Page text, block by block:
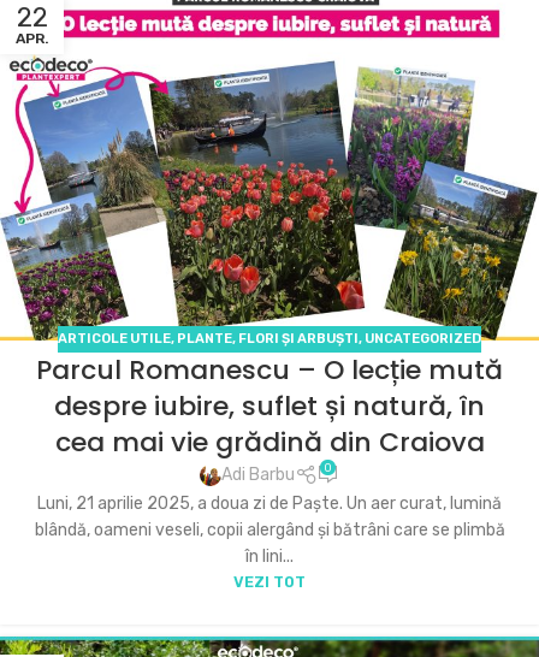
22
APR.
ARTICOLE UTILE, PLANTE, FLORI ȘI ARBUȘTI, UNCATEGORIZED
Parcul Romanescu – O lecție mută
despre iubire, suflet și natură, în
cea mai vie grădină din Craiova
Adi Barbu 0
Luni, 21 aprilie 2025, a doua zi de Paște. Un aer curat, lumină
blândă, oameni veseli, copii alergând și bătrâni care se plimbă
în lini...
VEZI TOT